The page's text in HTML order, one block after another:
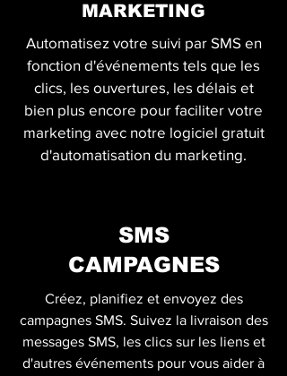
MARKETING
Automatisez votre suivi par SMS en
fonction d'événements tels que les
clics, les ouvertures, les délais et
bien plus encore pour faciliter votre
marketing avec notre logiciel gratuit
d'automatisation du marketing.
SMS
CAMPAGNES
Créez, planifiez et envoyez des
campagnes SMS. Suivez la livraison des
messages SMS, les clics sur les liens et
d'autres événements pour vous aider à